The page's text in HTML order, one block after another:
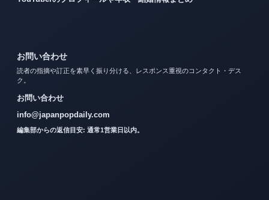
お問い合わせ
読者の指摘や訂正を素早く振り分ける、レスポンス重視のコンタクト・デス
ク。
お問い合わせ
info@japanpopdaily.com
編集部からの返信目安: 通常1営業日以内。